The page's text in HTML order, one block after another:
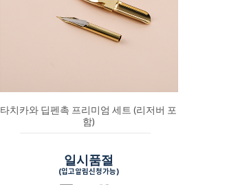
타치카와 딥펜촉 프리미엄 세트 (리저버 포
함)
일시품절
(입고알림신청가능)